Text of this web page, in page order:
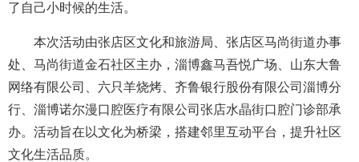
了自己小时候的生活。
本次活动由张店区文化和旅游局、张店区马尚街道办事
处、马尚街道金石社区主办，淄博鑫马吾悦广场、山东大鲁
网络有限公司、六只羊烧烤、齐鲁银行股份有限公司淄博分
行、淄博诺尔漫口腔医疗有限公司张店水晶街口腔门诊部承
办。活动旨在以文化为桥梁，搭建邻里互动平台，提升社区
文化生活品质。